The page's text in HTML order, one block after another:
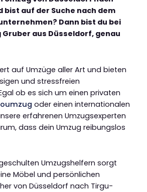
bist auf der Suche nach dem
Dann bist du bei
Gruber aus Düsseldorf, genau
auf Umzüge aller Art und bieten
und stressfreien
ob es sich um einen privaten
oder einen internationalen
erfahrenen Umzugsexperten
dass dein Umzug reibungslos
Umzugshelfern sorgt
Möbel und persönlichen
von Düsseldorf nach Tirgu-